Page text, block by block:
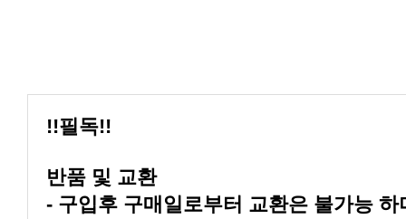
!!필독!!
반품 및 교환